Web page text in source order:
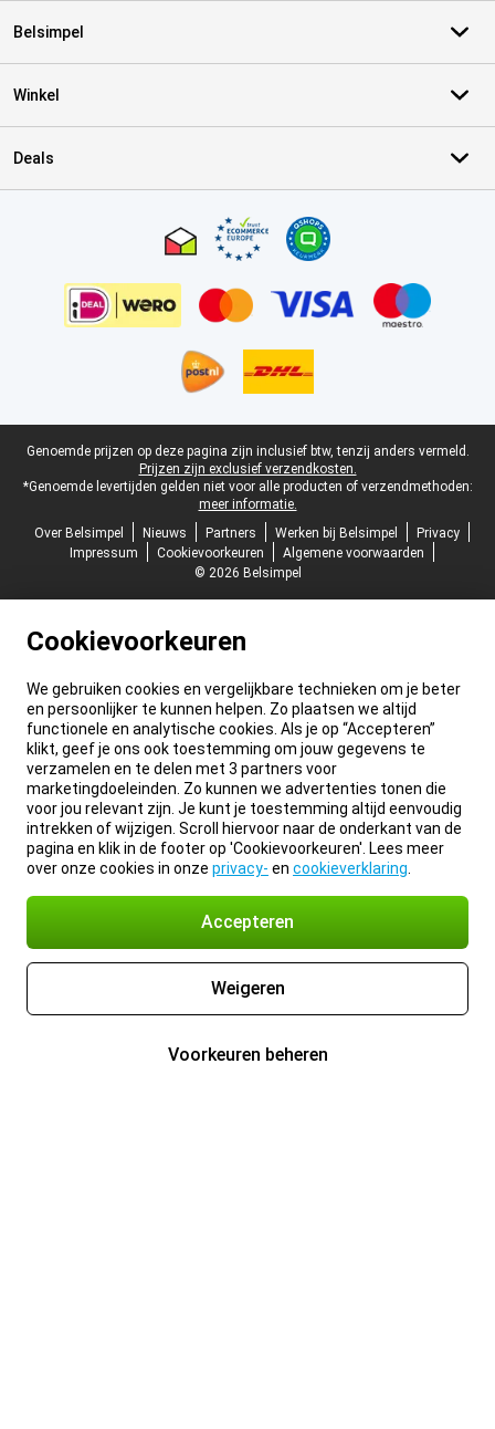
Belsimpel
Winkel
Deals
Juridische voettekst
Genoemde prijzen op deze pagina zijn inclusief btw, tenzij anders vermeld.
Prijzen zijn exclusief verzendkosten.
*Genoemde levertijden gelden niet voor alle producten of verzendmethoden:
meer informatie.
Over Belsimpel
Nieuws Partners Werken bij Belsimpel
Privacy
Impressum
Cookievoorkeuren
Algemene voorwaarden
© 2026 Belsimpel
Cookievoorkeuren
We gebruiken cookies en vergelijkbare technieken om je beter
en persoonlijker te kunnen helpen. Zo plaatsen we altijd
functionele en analytische cookies. Als je op “Accepteren”
klikt, geef je ons ook toestemming om jouw gegevens te
verzamelen en te delen met 3 partners voor
marketingdoeleinden. Zo kunnen we advertenties tonen die
voor jou relevant zijn. Je kunt je toestemming altijd eenvoudig
intrekken of wijzigen. Scroll hiervoor naar de onderkant van de
pagina en klik in de footer op 'Cookievoorkeuren'. Lees meer
over onze cookies in onze privacy- en cookieverklaring
Accepteren
Weigeren
Voorkeuren beheren